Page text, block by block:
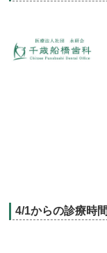
4/1からの診療時